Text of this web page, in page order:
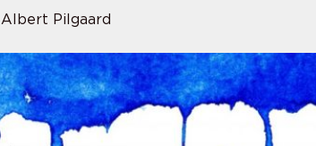
Albert Pilgaard